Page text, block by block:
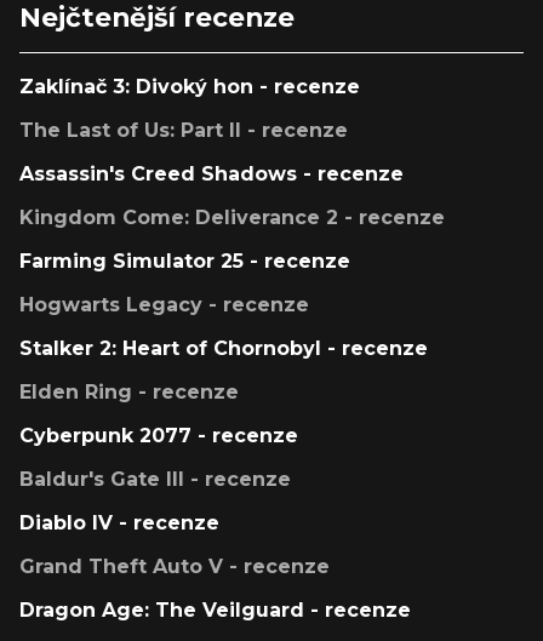
Nejčtenější recenze
Zaklínač 3: Divoký hon - recenze
The Last of Us: Part II - recenze
Assassin's Creed Shadows - recenze
Kingdom Come: Deliverance 2 - recenze
Farming Simulator 25 - recenze
Hogwarts Legacy - recenze
Stalker 2: Heart of Chornobyl - recenze
Elden Ring - recenze
Cyberpunk 2077 - recenze
Baldur's Gate III - recenze
Diablo IV - recenze
Grand Theft Auto V - recenze
Dragon Age: The Veilguard - recenze